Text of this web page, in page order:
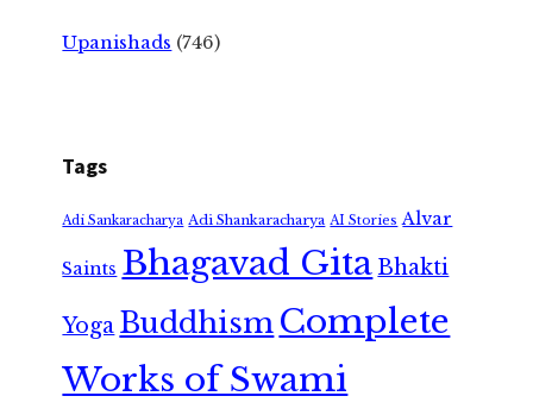
Upanishads (746)
Tags
Adi Sankaracharya Adi Shankaracharya AI Stories Alvar
Saints Bhagavad GitaBhakti
Yoga Buddhism Complete
Works of Swami